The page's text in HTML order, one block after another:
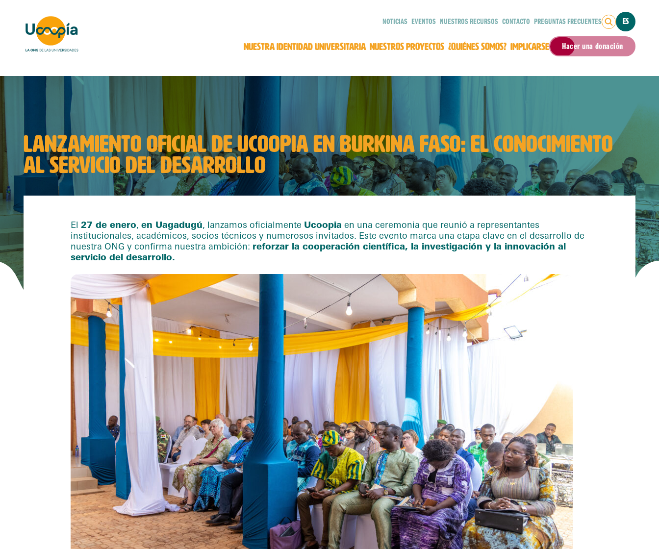
NOTICIAS EVENTOS NUESTROS RECURSOS CONTACTO PREGUNTAS FRECUENTES ES
NUESTRA IDENTIDAD UNIVERSITARIA NUESTROS PROYECTOS ¿QUIÉNES SOMOS? IMPLICARSE Hacer una donación
LANZAMIENTO OFICIAL DE UCOOPIA EN BURKINA FASO: EL CONOCIMIENTO
AL SERVICIO DEL DESARROLLO
El 27 de enero, en Uagadugú, lanzamos oficialmente Ucoopia en una ceremonia que reunió a representantes
institucionales, académicos, socios técnicos y numerosos invitados. Este evento marca una etapa clave en el desarrollo de
nuestra ONG y confirma nuestra ambición: reforzar la cooperación científica, la investigación y la innovación al
servicio del desarrollo.